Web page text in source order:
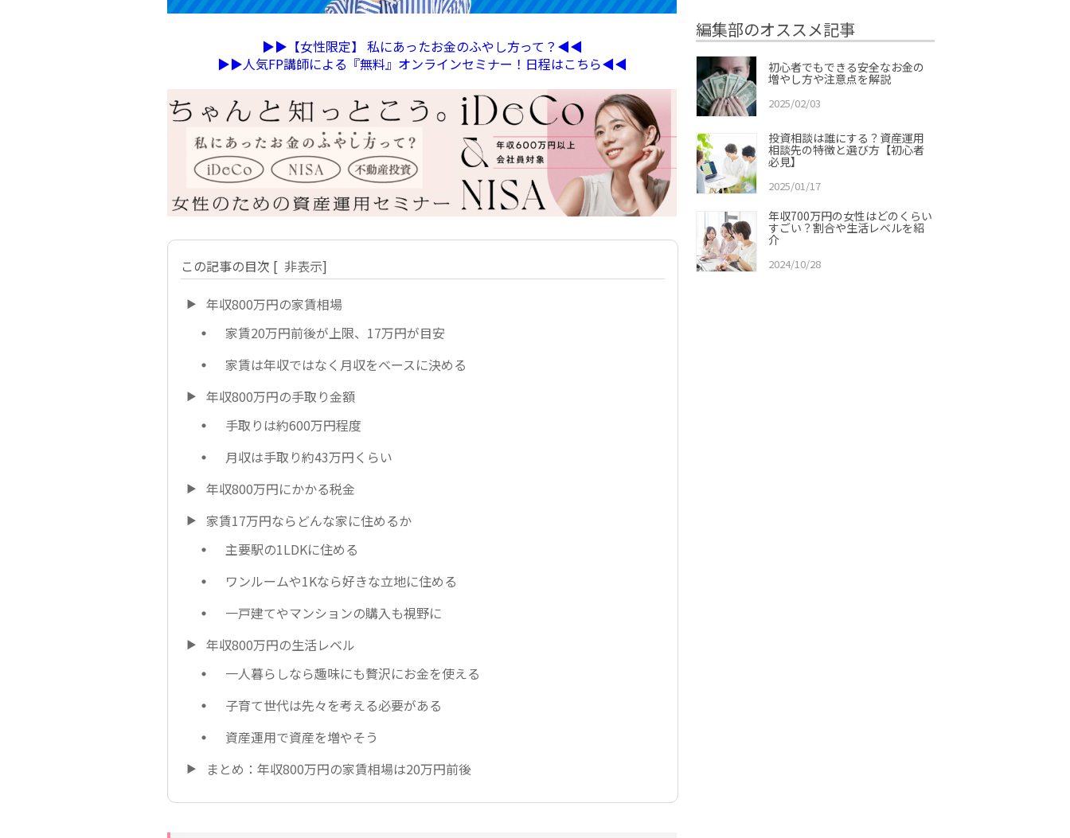
▶︎▶︎【女性限定】 私にあったお金のふやし方って？◀︎◀︎
▶︎▶︎人気FP講師による『無料』オンラインセミナー！日程はこちら◀︎◀︎
この記事の目次 [ 非表示]
年収800万円の家賃相場
家賃20万円前後が上限、17万円が目安
家賃は年収ではなく月収をベースに決める
年収800万円の手取り金額
手取りは約600万円程度
月収は手取り約43万円くらい
年収800万円にかかる税金
家賃17万円ならどんな家に住めるか
主要駅の1LDKに住める
ワンルームや1Kなら好きな立地に住める
一戸建てやマンションの購入も視野に
年収800万円の生活レベル
一人暮らしなら趣味にも贅沢にお金を使える
子育て世代は先々を考える必要がある
資産運用で資産を増やそう
まとめ：年収800万円の家賃相場は20万円前後
編集部のオススメ記事
初心者でもできる安全なお金の
増やし方や注意点を解説
2025/02/03
投資相談は誰にする？資産運用
相談先の特徴と選び方【初心者
必見】
2025/01/17
年収700万円の女性はどのくらい
すごい？割合や生活レベルを紹
介
2024/10/28